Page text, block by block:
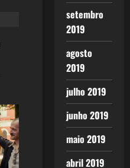
setembro
2019
agosto
2019
julho 2019
junho 2019
maio 2019
abril 2019